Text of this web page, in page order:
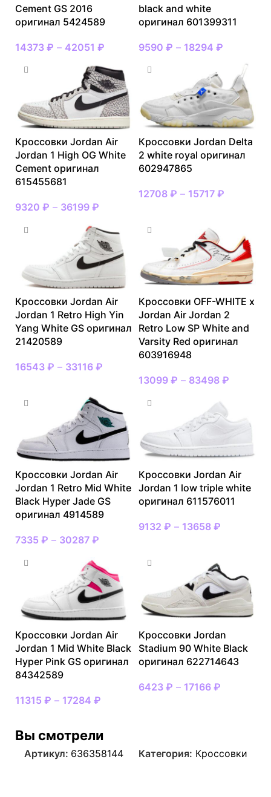
Cement GS 2016
оригинал 5424589
14373 ₽ – 42051 ₽
black and white
оригинал 601399311
9590 ₽ – 18294 ₽
Кроссовки Jordan Air
Jordan 1 High OG White
Cement оригинал
615455681
9320 ₽ – 36199 ₽
Кроссовки Jordan Delta
2 white royal оригинал
602947865
12708 ₽ – 15717 ₽
Кроссовки Jordan Air
Jordan 1 Retro High Yin
Yang White GS оригинал
21420589
16543 ₽ – 33116 ₽
Кроссовки OFF-WHITE x
Jordan Air Jordan 2
Retro Low SP White and
Varsity Red оригинал
603916948
13099 ₽ – 83498 ₽
Кроссовки Jordan Air
Jordan 1 Retro Mid White
Black Hyper Jade GS
оригинал 4914589
7335 ₽ – 30287 ₽
Кроссовки Jordan Air
Jordan 1 low triple white
оригинал 611576011
9132 ₽ – 13658 ₽
Кроссовки Jordan Air
Jordan 1 Mid White Black
Hyper Pink GS оригинал
84342589
11315 ₽ – 17284 ₽
Кроссовки Jordan
Stadium 90 White Black
оригинал 622714643
6423 ₽ – 17166 ₽
Вы смотрели
Артикул: 636358144 Категория: Кроссовки